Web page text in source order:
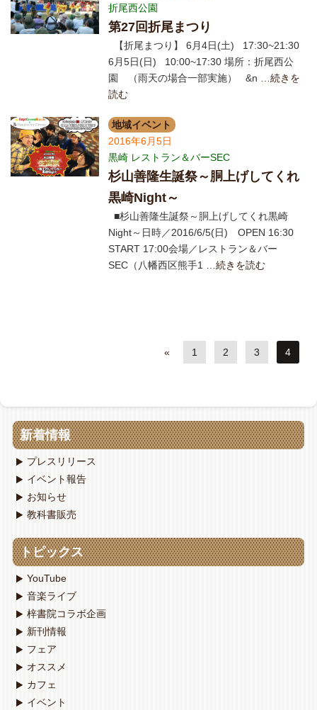
折尾西公園
第27回折尾まつり
【折尾まつり】 6月4日(土) 17:30~21:30
6月5日(日) 10:00~17:30 場所：折尾西公
園 （雨天の場合一部実施） &n …続きを
読む
地域イベント
2016年6月5日
黒崎 レストラン＆バーSEC
杉山善隆生誕祭～胴上げしてくれ
黒崎Night～
■杉山善隆生誕祭～胴上げしてくれ黒崎
Night～日時／2016/6/5(日) OPEN 16:30
START 17:00会場／レストラン＆バー
SEC（八幡西区熊手1
…続きを読む
« 1 2 3 4
新着情報
プレスリリース
イベント報告
お知らせ
教科書販売
トピックス
YouTube
音楽ライブ
梓書院コラボ企画
新刊情報
フェア
オススメ
カフェ
イベント